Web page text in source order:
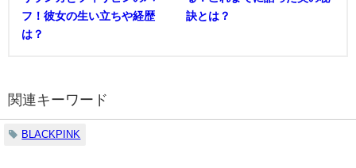
フ！彼女の生い立ちや経歴
は？
訣とは？
関連キーワード
BLACKPINK